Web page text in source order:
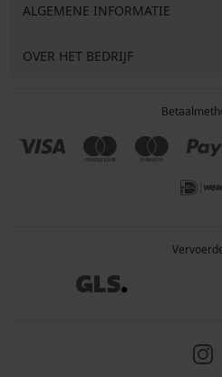
ALGEMENE INFORMATIE
OVER HET BEDRIJF